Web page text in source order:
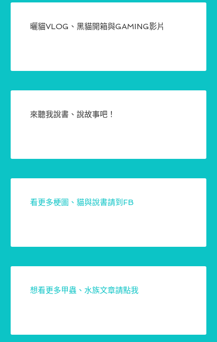
曬貓VLOG、黑貓開箱與GAMING影片
來聽我說書、說故事吧！
看更多梗圖、貓與說書請到FB
想看更多甲蟲、水族文章請點我